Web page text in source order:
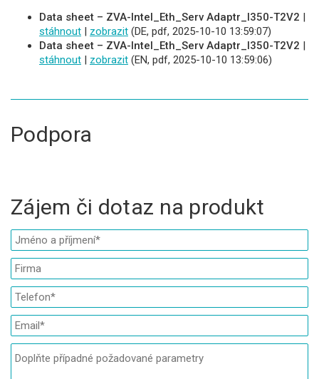
Data sheet – ZVA-Intel_Eth_Serv Adaptr_I350-T2V2 |
stáhnout | zobrazit (DE, pdf, 2025-10-10 13:59:07)
Data sheet – ZVA-Intel_Eth_Serv Adaptr_I350-T2V2 |
stáhnout | zobrazit (EN, pdf, 2025-10-10 13:59:06)
Podpora
Zájem či dotaz na produkt